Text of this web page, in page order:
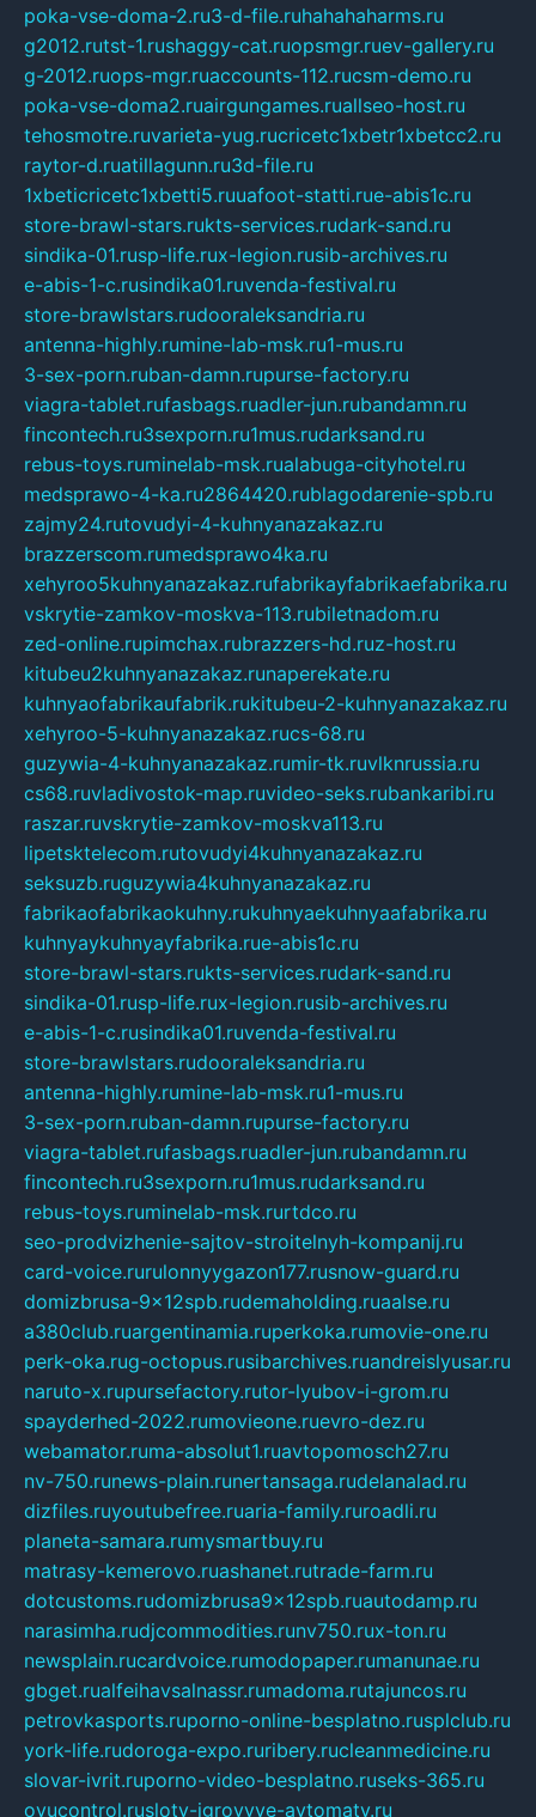
poka-vse-doma-2.ru3-d-file.ruhahahaharms.ru
g2012.rutst-1.rushaggy-cat.ruopsmgr.ruev-gallery.ru
g-2012.ruops-mgr.ruaccounts-112.rucsm-demo.ru
poka-vse-doma2.ruairgungames.ruallseo-host.ru
tehosmotre.ruvarieta-yug.rucricetc1xbetr1xbetcc2.ru
raytor-d.ruatillagunn.ru3d-file.ru
1xbeticricetc1xbetti5.ruuafoot-statti.rue-abis1c.ru
store-brawl-stars.rukts-services.rudark-sand.ru
sindika-01.rusp-life.rux-legion.rusib-archives.ru
e-abis-1-c.rusindika01.ruvenda-festival.ru
store-brawlstars.rudooraleksandria.ru
antenna-highly.rumine-lab-msk.ru1-mus.ru
3-sex-porn.ruban-damn.rupurse-factory.ru
viagra-tablet.rufasbags.ruadler-jun.rubandamn.ru
fincontech.ru3sexporn.ru1mus.rudarksand.ru
rebus-toys.ruminelab-msk.rualabuga-cityhotel.ru
medsprawo-4-ka.ru2864420.rublagodarenie-spb.ru
zajmy24.rutovudyi-4-kuhnyanazakaz.ru
brazzerscom.rumedsprawo4ka.ru
xehyroo5kuhnyanazakaz.rufabrikayfabrikaefabrika.ru
vskrytie-zamkov-moskva-113.rubiletnadom.ru
zed-online.rupimchax.rubrazzers-hd.ruz-host.ru
kitubeu2kuhnyanazakaz.runaperekate.ru
kuhnyaofabrikaufabrik.rukitubeu-2-kuhnyanazakaz.ru
xehyroo-5-kuhnyanazakaz.rucs-68.ru
guzywia-4-kuhnyanazakaz.rumir-tk.ruvlknrussia.ru
cs68.ruvladivostok-map.ruvideo-seks.rubankaribi.ru
raszar.ruvskrytie-zamkov-moskva113.ru
lipetsktelecom.rutovudyi4kuhnyanazakaz.ru
seksuzb.ruguzywia4kuhnyanazakaz.ru
fabrikaofabrikaokuhny.rukuhnyaekuhnyaafabrika.ru
kuhnyaykuhnyayfabrika.rue-abis1c.ru
store-brawl-stars.rukts-services.rudark-sand.ru
sindika-01.rusp-life.rux-legion.rusib-archives.ru
e-abis-1-c.rusindika01.ruvenda-festival.ru
store-brawlstars.rudooraleksandria.ru
antenna-highly.rumine-lab-msk.ru1-mus.ru
3-sex-porn.ruban-damn.rupurse-factory.ru
viagra-tablet.rufasbags.ruadler-jun.rubandamn.ru
fincontech.ru3sexporn.ru1mus.rudarksand.ru
rebus-toys.ruminelab-msk.rurtdco.ru
seo-prodvizhenie-sajtov-stroitelnyh-kompanij.ru
card-voice.rurulonnyygazon177.rusnow-guard.ru
domizbrusa-9x12spb.rudemaholding.ruaalse.ru
a380club.ruargentinamia.ruperkoka.rumovie-one.ru
perk-oka.rug-octopus.rusibarchives.ruandreislyusar.ru
naruto-x.rupursefactory.rutor-lyubov-i-grom.ru
spayderhed-2022.rumovieone.ruevro-dez.ru
webamator.ruma-absolut1.ruavtopomosch27.ru
nv-750.runews-plain.runertansaga.rudelanalad.ru
dizfiles.ruyoutubefree.ruaria-family.ruroadli.ru
planeta-samara.rumysmartbuy.ru
matrasy-kemerovo.ruashanet.rutrade-farm.ru
dotcustoms.rudomizbrusa9x12spb.ruautodamp.ru
narasimha.rudjcommodities.runv750.rux-ton.ru
newsplain.rucardvoice.rumodopaper.rumanunae.ru
gbget.rualfeihavsalnassr.rumadoma.rutajuncos.ru
petrovkasports.ruporno-online-besplatno.rusplclub.ru
york-life.rudoroga-expo.ruribery.rucleanmedicine.ru
slovar-ivrit.ruporno-video-besplatno.ruseks-365.ru
ovucontrol.rusloty-igrovyye-avtomaty.ru